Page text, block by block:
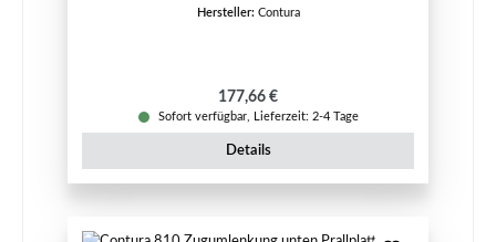
Hersteller: Contura
Regulärer Preis:
177,66 €
Sofort verfügbar, Lieferzeit: 2-4 Tage
Details